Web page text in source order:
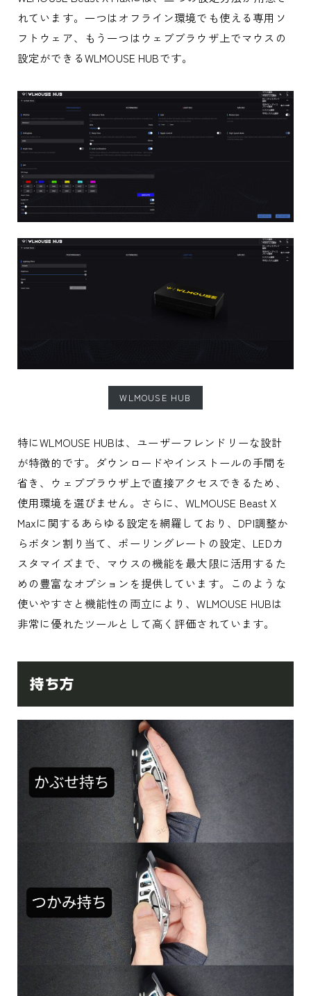
れています。一つはオフライン環境でも使える専用ソ
フトウェア、もう一つはウェブブラウザ上でマウスの
設定ができるWLMOUSE HUBです。
WLMOUSE HUB
特にWLMOUSE HUBは、ユーザーフレンドリーな設計
が特徴的です。ダウンロードやインストールの手間を
省き、ウェブブラウザ上で直接アクセスできるため、
使用環境を選びません。さらに、WLMOUSE Beast X
Maxに関するあらゆる設定を網羅しており、DPI調整か
らボタン割り当て、ポーリングレートの設定、LEDカ
スタマイズまで、マウスの機能を最大限に活用するた
めの豊富なオプションを提供しています。このような
使いやすさと機能性の両立により、WLMOUSE HUBは
非常に優れたツールとして高く評価されています。
持ち方